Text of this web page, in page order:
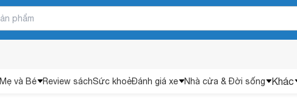
Mẹ và Bé Review sáchSức khoẻĐánh giá xe Nhà cửa & Đời sống Khác